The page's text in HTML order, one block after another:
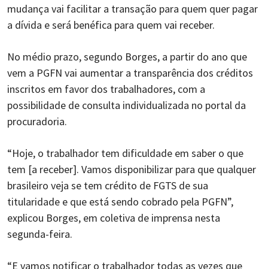
mudança vai facilitar a transação para quem quer pagar
a dívida e será benéfica para quem vai receber.
No médio prazo, segundo Borges, a partir do ano que
vem a PGFN vai aumentar a transparência dos créditos
inscritos em favor dos trabalhadores, com a
possibilidade de consulta individualizada no portal da
procuradoria.
“Hoje, o trabalhador tem dificuldade em saber o que
tem [a receber]. Vamos disponibilizar para que qualquer
brasileiro veja se tem crédito de FGTS de sua
titularidade e que está sendo cobrado pela PGFN”,
explicou Borges, em coletiva de imprensa nesta
segunda-feira.
“E vamos notificar o trabalhador todas as vezes que